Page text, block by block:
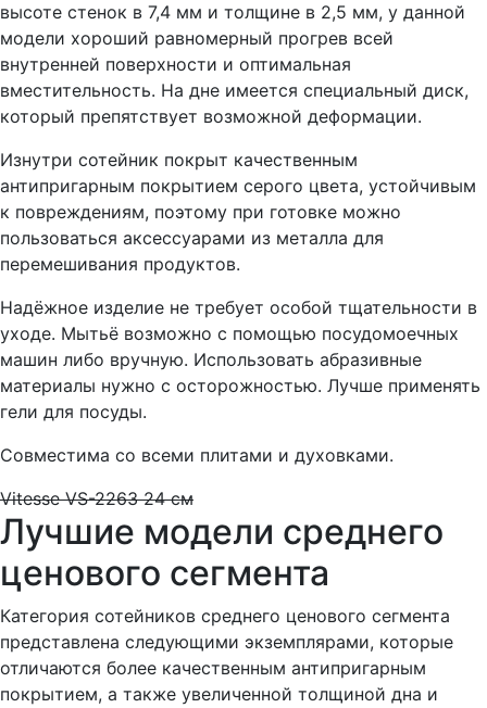
высоте стенок в 7,4 мм и толщине в 2,5 мм, у данной
модели хороший равномерный прогрев всей
внутренней поверхности и оптимальная
вместительность. На дне имеется специальный диск,
который препятствует возможной деформации.
Изнутри сотейник покрыт качественным
антипригарным покрытием серого цвета, устойчивым
к повреждениям, поэтому при готовке можно
пользоваться аксессуарами из металла для
перемешивания продуктов.
Надёжное изделие не требует особой тщательности в
уходе. Мытьё возможно с помощью посудомоечных
машин либо вручную. Использовать абразивные
материалы нужно с осторожностью. Лучше применять
гели для посуды.
Совместима со всеми плитами и духовками.
Vitesse VS-2263 24 см
Лучшие модели среднего
ценового сегмента
Категория сотейников среднего ценового сегмента
представлена следующими экземплярами, которые
отличаются более качественным антипригарным
покрытием, а также увеличенной толщиной дна и